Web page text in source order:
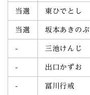
当選 東ひでとし
当選 坂本あきのぶ
- 三池けんじ
- 出口かずお
- 冨川行戒